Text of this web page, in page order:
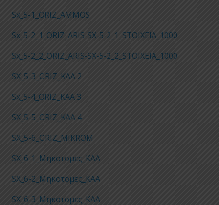
Sx_5-1_ORIZ_AMMOS
Sx_5-2_1_ORIZ_ARIS-SX-5-2_1_STOIXEIA_1000
Sx_5-2_2_ORIZ_ARIS-SX-5-2_2_STOIXEIA_1000
SX_5-3_ORIZ_KAA 2
Sx_5-4_ORIZ_KAA 3
SX_5-5_ORIZ_KAA 4
SX_5-6_ORIZ_MIKROM
SX_6-1_Μηκοτομες_KAA
SX_6-2_Μηκοτομες_KAA
SX_6-3_Μηκοτομες_KAA